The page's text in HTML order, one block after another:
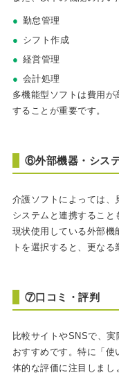
勤怠管理
シフト作成
経営管理
会計処理
多機能型ソフトは費用が
することが重要です。
⑥外部機器・シス
介護ソフトによっては、
システムと連携すること
現状使用している外部機
トを選択すると、更なる
⑦口コミ・評判
比較サイトやSNSで、
おすすめです。特に「
体的な評価に注目しまし